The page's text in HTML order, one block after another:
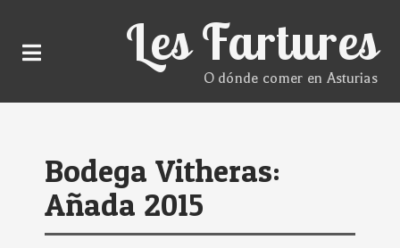
Les Fartures
O dónde comer en Asturias
Bodega Vitheras:
Añada 2015